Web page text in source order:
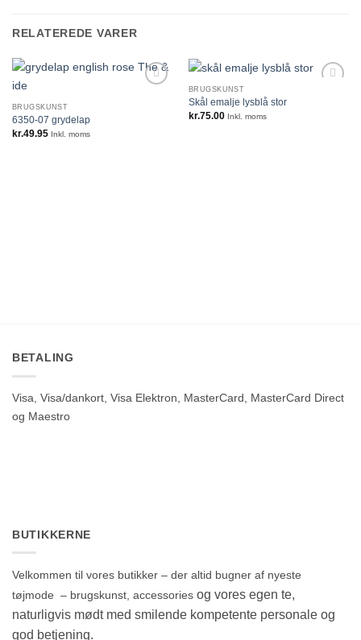
RELATEREDE VARER
BRUGSKUNST
6350-07 grydelap
kr.49.95 Inkl. moms
BRUGSKUNST
Skål emalje lysblå stor
kr.75.00 Inkl. moms
BETALING
Visa, Visa/dankort, Visa Elektron, MasterCard, MasterCard Direct
og Maestro
BUTIKKERNE
Velkommen til vores butikker – der altid bugner af nyeste
tøjmode – brugskunst, accessories og vores egen te,
naturligvis mødt med smilende kompetente personale og
god betjening.